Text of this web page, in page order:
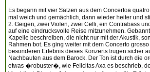
Es begann mit vier Sätzen aus dem Concertoa
mal weich und gemächlich, dann wieder heiter und
2. Geigen, zwei Violen, zwei Celli, ein Contrabass
auf eine eindrucksvolle Reise mitzunehmen.
Kapelle beschreiben, die nicht nur mit der Akustik,
Rahmen bot. Es ging weiter mit dem Concerto
besonderen Erlebnis dieses Konzerts trugen sicher
Nachbauten aus dem Barock. Der Ton ist durch die
etwas �robuster�, wie Felicitas Axa es beschrieb,